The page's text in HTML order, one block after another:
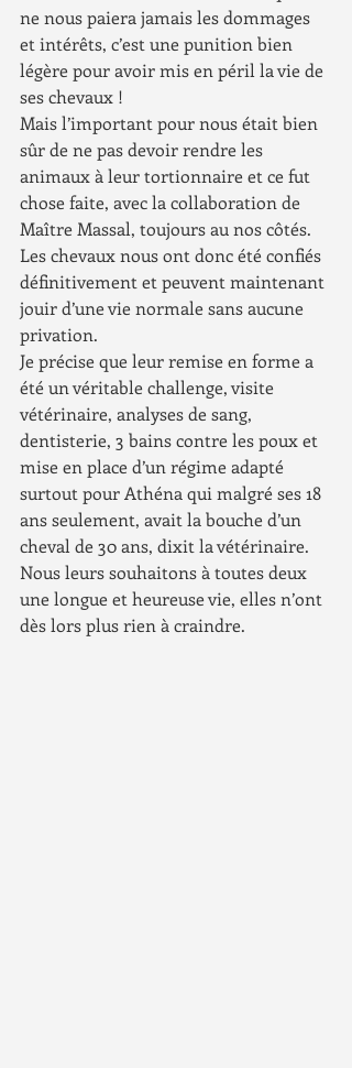
ne nous paiera jamais les dommages
et intérêts, c’est une punition bien
légère pour avoir mis en péril la vie de
ses chevaux !
Mais l’important pour nous était bien
sûr de ne pas devoir rendre les
animaux à leur tortionnaire et ce fut
chose faite, avec la collaboration de
Maître Massal, toujours au nos côtés.
Les chevaux nous ont donc été confiés
définitivement et peuvent maintenant
jouir d’une vie normale sans aucune
privation.
Je précise que leur remise en forme a
été un véritable challenge, visite
vétérinaire, analyses de sang,
dentisterie, 3 bains contre les poux et
mise en place d’un régime adapté
surtout pour Athéna qui malgré ses 18
ans seulement, avait la bouche d’un
cheval de 30 ans, dixit la vétérinaire.
Nous leurs souhaitons à toutes deux
une longue et heureuse vie, elles n’ont
dès lors plus rien à craindre.